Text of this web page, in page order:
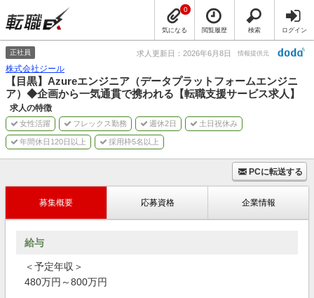
気になる
0
閲覧履歴 検索 ログイン
正社員 求人更新日：2026年6月8日 情報提供元
株式会社ジール
【目黒】Azureエンジニア（データプラットフォームエンジニ
ア）◆企画から一気通貫で携われる【転職支援サービス求人】
求人の特徴
女性活躍 フレックス勤務 週休2日 土日祝休み
年間休日120日以上 採用枠5名以上
PCに転送する
募集概要 応募資格 企業情報
給与
＜予定年収＞
480万円～800万円